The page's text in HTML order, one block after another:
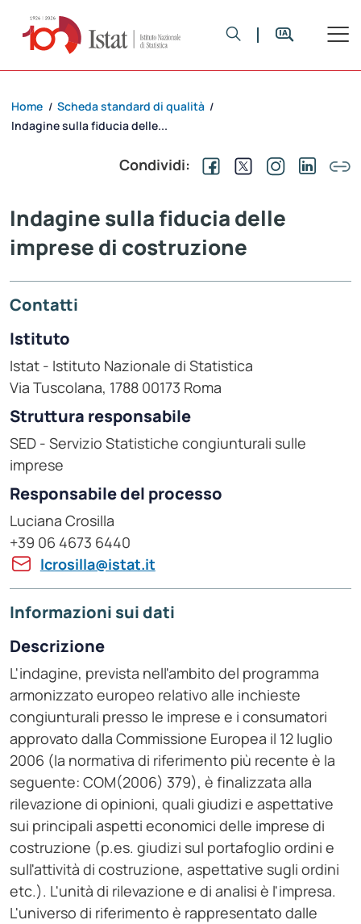
Home / Scheda standard di qualità /
Indagine sulla fiducia delle...
Condividi:
Indagine sulla fiducia delle
imprese di costruzione
Contatti
Istituto
Istat - Istituto Nazionale di Statistica
Via Tuscolana, 1788 00173 Roma
Struttura responsabile
SED - Servizio Statistiche congiunturali sulle
imprese
Responsabile del processo
Luciana Crosilla
+39 06 4673 6440
lcrosilla@istat.it
Informazioni sui dati
Descrizione
L'indagine, prevista nell'ambito del programma
armonizzato europeo relativo alle inchieste
congiunturali presso le imprese e i consumatori
approvato dalla Commissione Europea il 12 luglio
2006 (la normativa di riferimento più recente è la
seguente: COM(2006) 379), è finalizzata alla
rilevazione di opinioni, quali giudizi e aspettative
sui principali aspetti economici delle imprese di
costruzione (p.es. giudizi sul portafoglio ordini e
sull'attività di costruzione, aspettative sugli ordini
etc.). L'unità di rilevazione e di analisi è l'impresa.
L'universo di riferimento è rappresentato dalle